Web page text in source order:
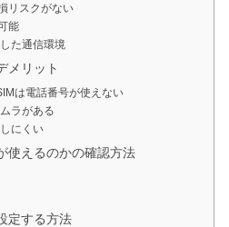
リスクがない
能
た通信環境
メリット
は電話番号が使えない
ラがある
にくい
使えるのかの確認方法
定する方法